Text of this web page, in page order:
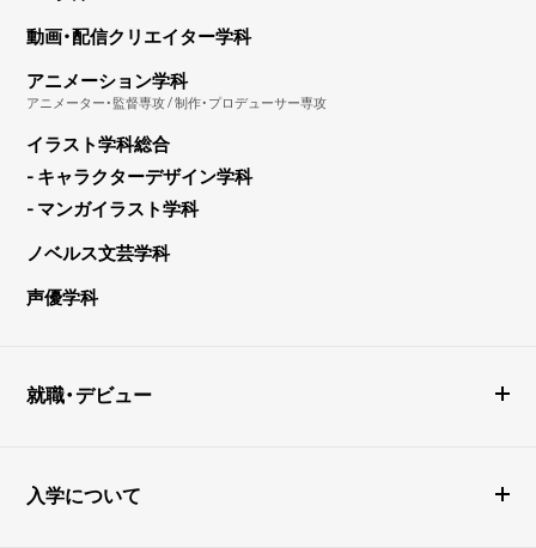
動画・配信クリエイター学科
アニメーション学科
アニメーター・監督専攻 / 制作・プロデューサー専攻
イラスト学科総合
- キャラクターデザイン学科
- マンガイラスト学科
ノベルス文芸学科
声優学科
就職・デビュー
入学について